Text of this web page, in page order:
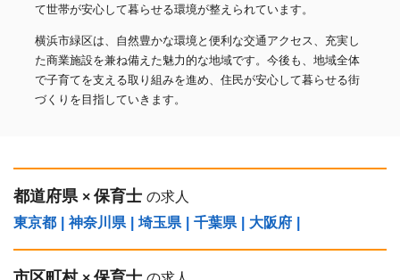
て世帯が安心して暮らせる環境が整えられています。
横浜市緑区は、自然豊かな環境と便利な交通アクセス、充実し
た商業施設を兼ね備えた魅力的な地域です。今後も、地域全体
で子育てを支える取り組みを進め、住民が安心して暮らせる街
づくりを目指していきます。
都道府県 × 保育士 の求人
東京都
神奈川県 埼玉県 千葉県 大阪府